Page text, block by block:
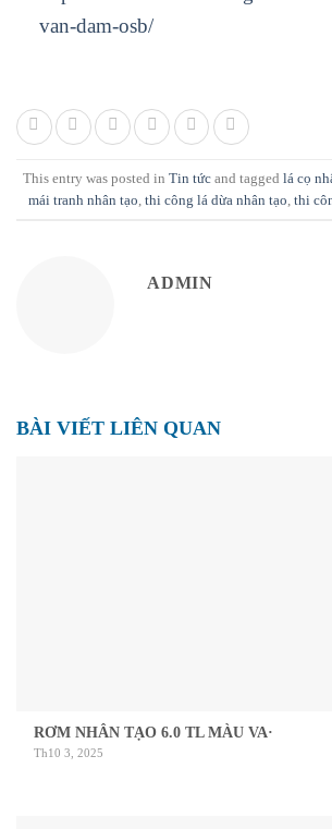
van-dam-osb/
This entry was posted in Tin tứcand tagged lá cọ
mái tranh nhân tạo thi công lá dừa nhân tạo thi
ADMIN
BÀI VIẾT LIÊN QUAN
RƠM NHÂN TẠO 6.0 TL MÀU VA·
Th10 3, 2025